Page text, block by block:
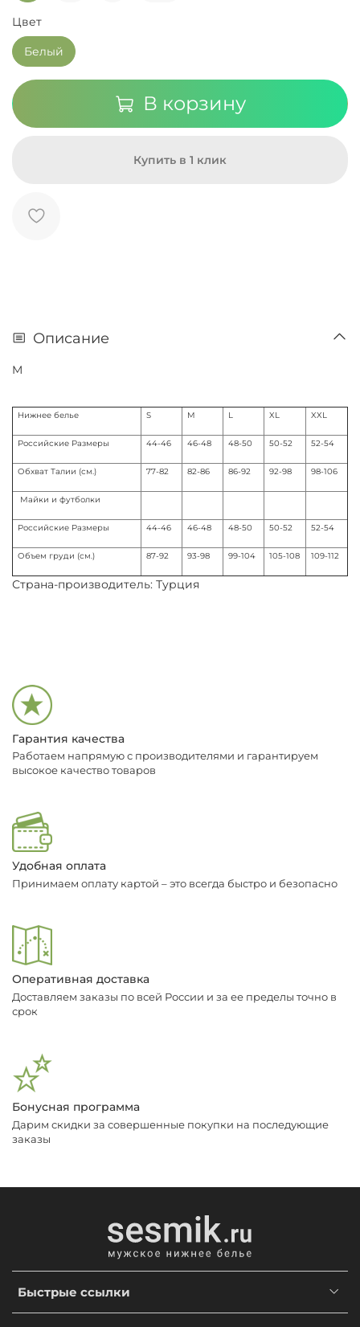
В корзину
Купить в 1 клик
Цвет
Белый
Описание
M
Нижнее белье S M L XL XXL
Российские Размеры 44-46 46-48 48-50 50-52 52-54
Обхват Талии (см.) 77-82 82-86 86-92 92-98 98-106
Майки и футболки
Российские Размеры 44-46 46-48 48-50 50-52 52-54
Объем груди (см.) 87-92 93-98 99-104 105-108 109-112
Страна-производитель: Турция
Гарантия качества
Работаем напрямую с производителями и гарантируем
высокое качество товаров
Удобная оплата
Принимаем оплату картой – это всегда быстро и безопасно
Оперативная доставка
Доставляем заказы по всей России и за ее пределы точно в
срок
Бонусная программа
Дарим скидки за совершенные покупки на последующие
заказы
Быстрые ссылки